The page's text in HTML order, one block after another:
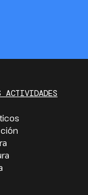
ACTIVIDADES